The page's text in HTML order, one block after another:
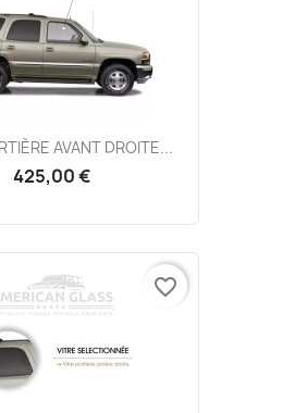
AVANT DROITE...
425,00 €
favorite_border